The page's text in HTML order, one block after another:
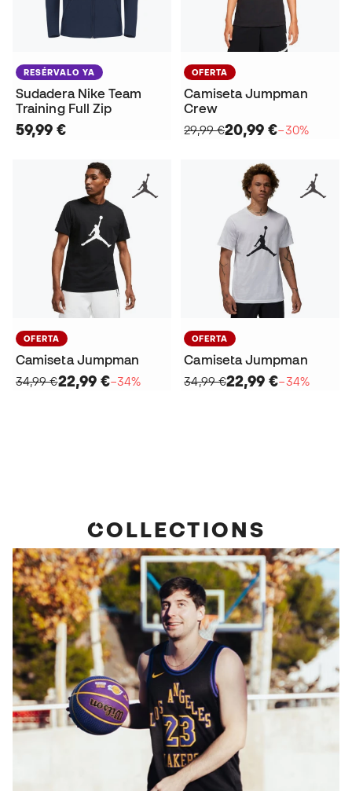
RESÉRVALO YA
Sudadera Nike Team
Training Full Zip
59,99 €
OFERTA
Camiseta Jumpman
Crew
29,99 €20,99 €−30%
OFERTA
Camiseta Jumpman
34,99 €22,99 €−34%
OFERTA
Camiseta Jumpman
34,99 €22,99 €−34%
COLLECTIONS